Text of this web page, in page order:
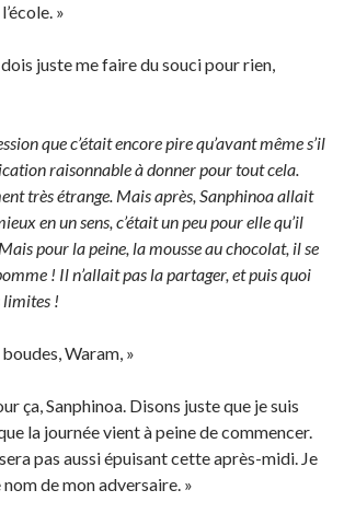
»
dois juste me faire du souci pour rien,
que c’était encore pire qu’avant même s’il
raisonnable à donner pour tout cela.
très étrange. Mais après, Sanphinoa allait
en un sens, c’était un peu pour elle qu’il
pour la peine, la mousse au chocolat, il se
! Il n’allait pas la partager, et puis quoi
limites !
Waram, »
ça, Sanphinoa. Disons juste que je suis
la journée vient à peine de commencer.
sera pas aussi épuisant cette après-midi. Je
de mon adversaire. »